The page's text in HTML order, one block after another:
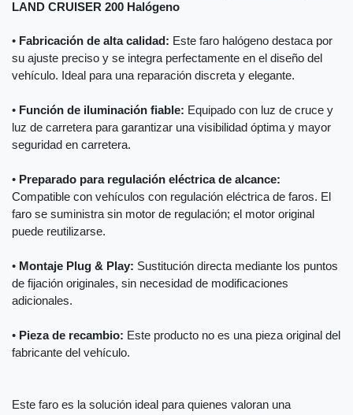
LAND CRUISER 200 Halógeno
• Fabricación de alta calidad: Este faro halógeno destaca por
su ajuste preciso y se integra perfectamente en el diseño del
vehículo. Ideal para una reparación discreta y elegante.
• Función de iluminación fiable: Equipado con luz de cruce y
luz de carretera para garantizar una visibilidad óptima y mayor
seguridad en carretera.
• Preparado para regulación eléctrica de alcance:
Compatible con vehículos con regulación eléctrica de faros. El
faro se suministra sin motor de regulación; el motor original
puede reutilizarse.
• Montaje Plug & Play: Sustitución directa mediante los puntos
de fijación originales, sin necesidad de modificaciones
adicionales.
• Pieza de recambio: Este producto no es una pieza original del
fabricante del vehículo.
Este faro es la solución ideal para quienes valoran una